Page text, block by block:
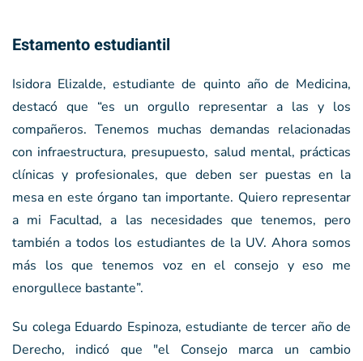
Estamento estudiantil
Isidora Elizalde, estudiante de quinto año de Medicina,
destacó que “es un orgullo representar a las y los
compañeros. Tenemos muchas demandas relacionadas
con infraestructura, presupuesto, salud mental, prácticas
clínicas y profesionales, que deben ser puestas en la
mesa en este órgano tan importante. Quiero representar
a mi Facultad, a las necesidades que tenemos, pero
también a todos los estudiantes de la UV. Ahora somos
más los que tenemos voz en el consejo y eso me
enorgullece bastante”.
Su colega Eduardo Espinoza, estudiante de tercer año de
Derecho, indicó que "el Consejo marca un cambio